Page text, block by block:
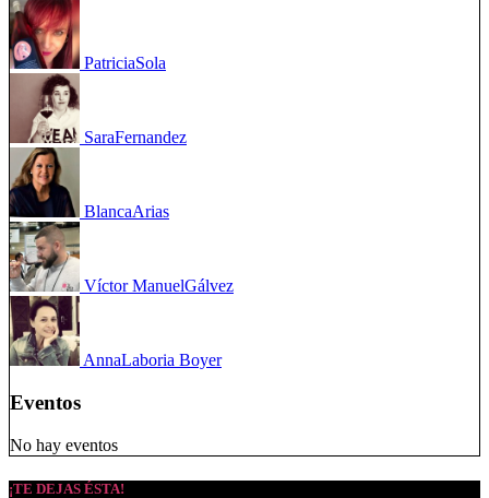
PatriciaSola
SaraFernandez
BlancaArias
Víctor ManuelGálvez
AnnaLaboria Boyer
Eventos
No hay eventos
¡TE DEJAS ÉSTA!